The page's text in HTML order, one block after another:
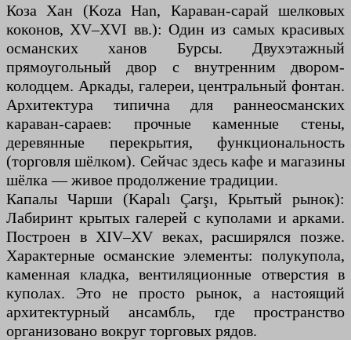
Коза Хан (Koza Han, Караван-сарай шелковых
коконов, XV–XVI вв.): Один из самых красивых
османских ханов Бурсы. Двухэтажный
прямоугольный двор с внутренним двором-
колодцем. Аркады, галереи, центральный фонтан.
Архитектура типична для раннеосманских
караван-сараев: прочные каменные стены,
деревянные перекрытия, функциональность
(торговля шёлком). Сейчас здесь кафе и магазины
шёлка — живое продолжение традиции.
Капалы Чарши (Kapalı Çarşı, Крытый рынок):
Лабиринт крытых галерей с куполами и арками.
Построен в XIV–XV веках, расширялся позже.
Характерные османские элементы: полукупола,
каменная кладка, вентиляционные отверстия в
куполах. Это не просто рынок, а настоящий
архитектурный ансамбль, где пространство
организовано вокруг торговых рядов.